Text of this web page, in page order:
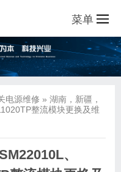
菜单
电源维修 » 湖南，新疆，
整流模块更换及维
、